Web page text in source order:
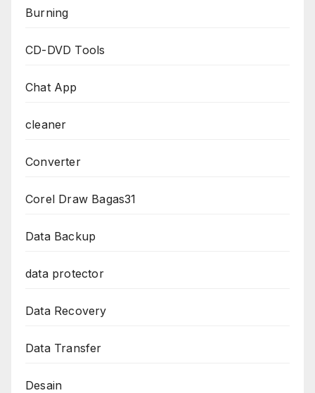
Burning
CD-DVD Tools
Chat App
cleaner
Converter
Corel Draw Bagas31
Data Backup
data protector
Data Recovery
Data Transfer
Desain